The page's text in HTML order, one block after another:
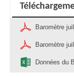
Baromètre
Baromètre
Données du